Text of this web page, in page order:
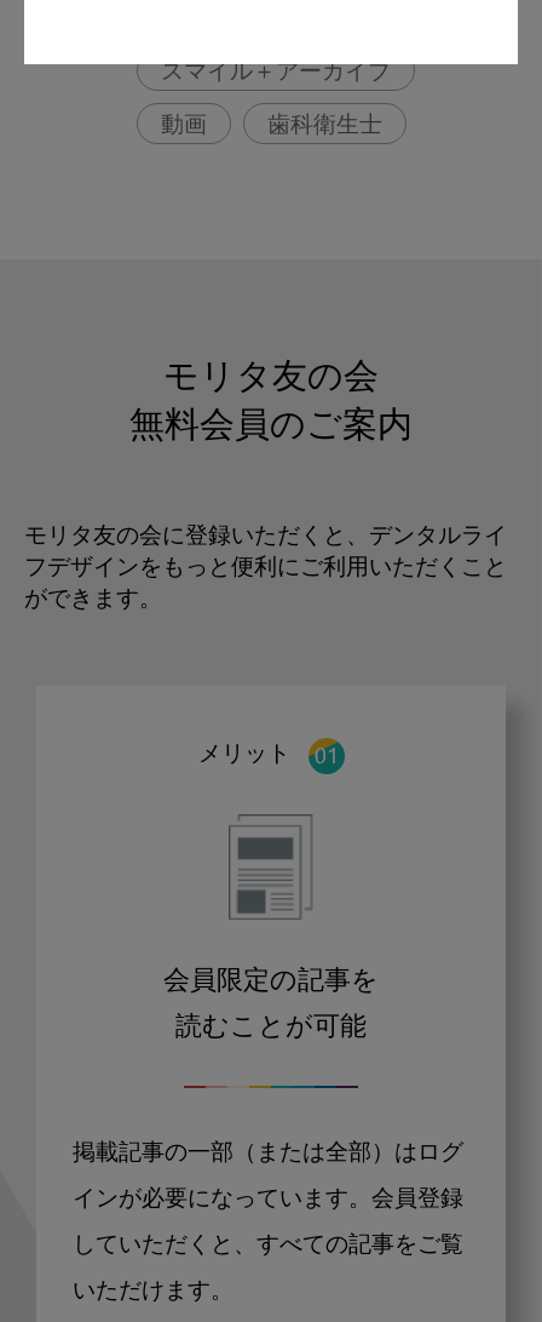
スマイル＋アーカイブ
動画 歯科衛生士
モリタ友の会
無料会員のご案内
モリタ友の会に登録いただくと、デンタルライ
フデザインをもっと便利にご利用いただくこと
ができます。
メリット
会員限定の記事を
読むことが可能
掲載記事の一部（または全部）はログ
インが必要になっています。会員登録
していただくと、すべての記事をご覧
いただけます。